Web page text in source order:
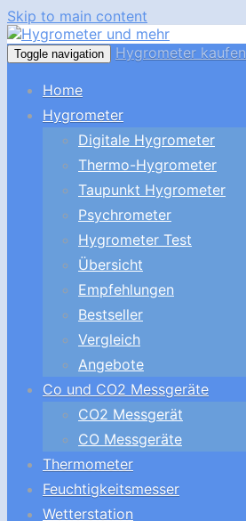
Skip to main content
Toggle navigation Hygrometer kaufen
Home
Hygrometer
Digitale Hygrometer
Thermo-Hygrometer
Taupunkt Hygrometer
Psychrometer
Hygrometer Test
Übersicht
Empfehlungen
Bestseller
Vergleich
Angebote
Co und CO2 Messgeräte
CO2 Messgerät
CO Messgeräte
Thermometer
Feuchtigkeitsmesser
Wetterstation